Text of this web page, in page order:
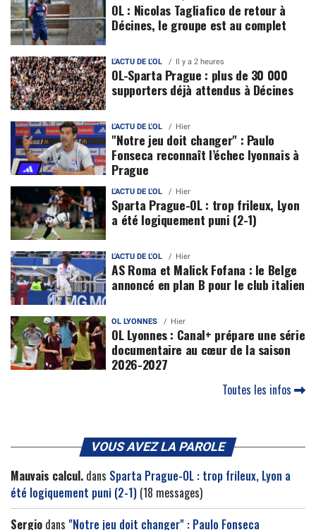
OL : Nicolas Tagliafico de retour à
Décines, le groupe est au complet
L'ACTU DE L'OL Il y a 2 heures
OL-Sparta Prague : plus de 30 000
supporters déjà attendus à Décines
L'ACTU DE L'OL Hier
"Notre jeu doit changer" : Paulo
Fonseca reconnaît l’échec lyonnais à
Prague
L'ACTU DE L'OL Hier
Sparta Prague-OL : trop frileux, Lyon
a été logiquement puni (2-1)
L'ACTU DE L'OL Hier
AS Roma et Malick Fofana : le Belge
annoncé en plan B pour le club italien
OL LYONNES Hier
OL Lyonnes : Canal+ prépare une série
documentaire au cœur de la saison
2026-2027
Toutes les infos
VOUS AVEZ LA PAROLE
Mauvais calcul. dans Sparta Prague-OL : trop frileux, Lyon a
été logiquement puni (2-1) (18 messages)
Sergio dans "Notre jeu doit changer" : Paulo Fonseca